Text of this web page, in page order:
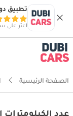
تطبيق
اعثر على
الصفحة الرئيسية